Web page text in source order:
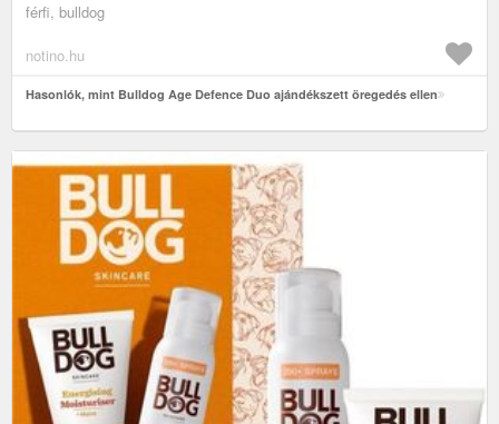
férfi, bulldog
notino.hu
Hasonlók, mint Bulldog Age Defence Duo ajándékszett öregedés ellen